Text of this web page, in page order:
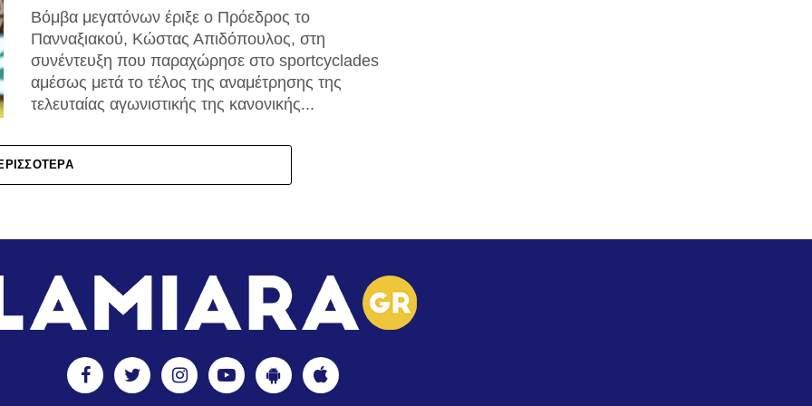
Βόμβα μεγατόνων έριξε ο Πρόεδρος το
Πανναξιακού, Κώστας Απιδόπουλος, στη
συνέντευξη που παραχώρησε στο sportcyclades
αμέσως μετά το τέλος της αναμέτρησης της
τελευταίας αγωνιστικής της κανονικής...